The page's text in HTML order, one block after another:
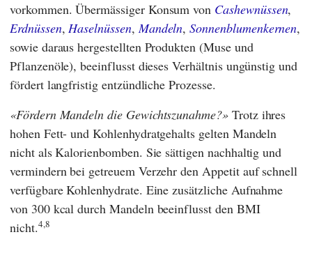
vorkommen. Übermässiger Konsum von Cashewnüssen,
Erdnüssen,Haselnüssen,Mandeln,Sonnenblumenkernen,
sowie daraus hergestellten Produkten (Muse und
Pflanzenöle), beeinflusst dieses Verhältnis ungünstig und
fördert langfristig entzündliche Prozesse.
Fördern Mandeln die Gewichtszunahme? Trotz ihres
hohen Fett- und Kohlenhydratgehalts gelten Mandeln
nicht als Kalorienbomben. Sie sättigen nachhaltig und
vermindern bei getreuem Verzehr den Appetit auf schnell
verfügbare Kohlenhydrate. Eine zusätzliche Aufnahme
von 300 kcal durch Mandeln beeinflusst den BMI
nicht.4,8